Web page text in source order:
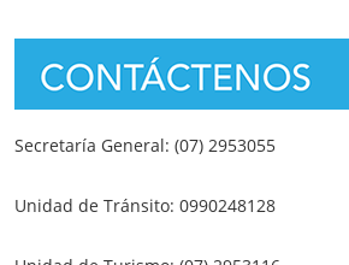
Secretaría General: (07) 2953055
Unidad de Tránsito: 0990248128